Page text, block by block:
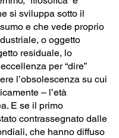
si sviluppa sotto il
e che vede proprio
o oggetto
residuale, lo
per “dire”
l’obsolescenza su cui
– l’età
E se il primo
contrassegnato dalle
che hanno diffuso